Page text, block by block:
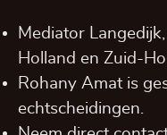
Mediator
Holland en Zuid-
Rohany Amat is
echtscheidingen.